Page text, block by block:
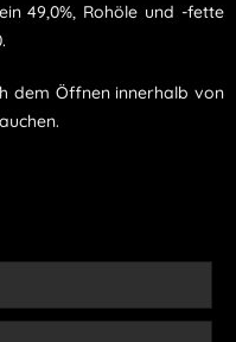
49,0%, Rohöle und -fette
.
dem Öffnen innerhalb von